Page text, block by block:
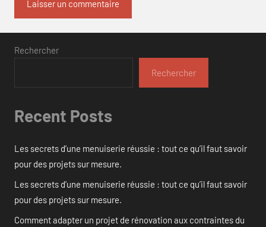
Rechercher
Rechercher
Recent Posts
Les secrets d’une menuiserie réussie : tout ce qu’il faut savoir
pour des projets sur mesure.
Les secrets d’une menuiserie réussie : tout ce qu’il faut savoir
pour des projets sur mesure.
Comment adapter un projet de rénovation aux contraintes du